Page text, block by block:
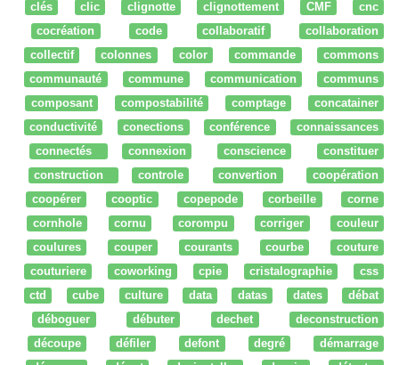
clés
clic clignotte clignottement CMF
cnc
cocréation
code collaboratif
collaboration
collectif
colonnes color commande
commons
communauté
commune communication
communs
composant
compostabilité comptage
concatainer
conductivité
conections conférence
connaissances
connectés
connexion conscience
constituer
construction
controle convertion
coopération
coopérer
cooptic copepode corbeille
corne
cornhole
cornu corompu corriger
couleur
coulures
couper courants courbe
couture
couturiere
coworking cpie cristalographie
css
ctd
cube culture data datas dates
débat
déboguer
débuter dechet
deconstruction
découpe
défiler defont degré
démarrage